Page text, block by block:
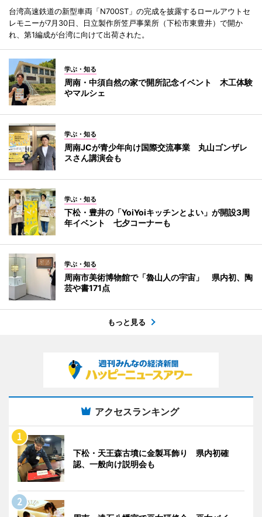
台湾高速鉄道の新型車両「N700ST」の完成を披露するロールアウトセ
レモニーが7月30日、日立製作所笠戸事業所（下松市東豊井）で開か
れ、第1編成が台湾に向けて出荷された。
学ぶ・知る
周南・中須自然の家で開所記念イベント 木工体験
やマルシェ
学ぶ・知る
周南JCが青少年向け国際交流事業 丸山ゴンザレ
スさん講演会も
学ぶ・知る
下松・豊井の「YoiYoiキッチンとよい」が開設3周
年イベント 七夕コーナーも
学ぶ・知る
周南市美術博物館で「魯山人の宇宙」 県内初、陶
芸や書171点
もっと見る
アクセスランキング
下松・天王森古墳に金製耳飾り 県内初確
認、一般向け説明会も